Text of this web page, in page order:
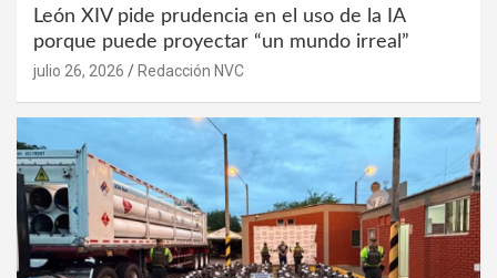
León XIV pide prudencia en el uso de la IA
porque puede proyectar “un mundo irreal”
julio 26, 2026 Redacción NVC